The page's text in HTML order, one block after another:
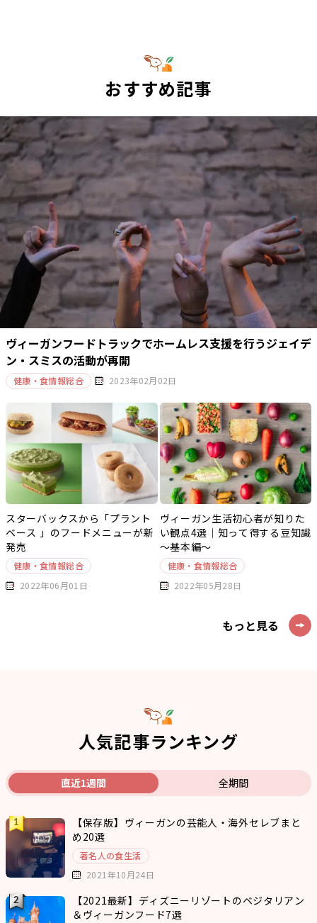
おすすめ記事
ヴィーガンフードトラックでホームレス支援を行うジェイデ
ン・スミスの活動が再開
健康・食情報総合 2023年02月02日
スターバックスから「プラント
ベース 」のフードメニューが新
発売
健康・食情報総合
2022年06月01日
ヴィーガン生活初心者が知りた
い観点4選｜知って得する豆知識
～基本編～
健康・食情報総合
2022年05月28日
もっと見る
人気記事ランキング
直近1週間 全期間
【保存版】ヴィーガンの芸能人・海外セレブまと
め20選
著名人の食生活
2021年10月24日
【2021最新】ディズニーリゾートのベジタリアン
＆ヴィーガンフード7選